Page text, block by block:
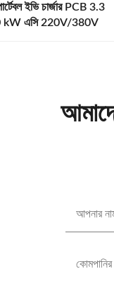
ইভি চার্জার PCB 3.3
kW এসি 220V/380V